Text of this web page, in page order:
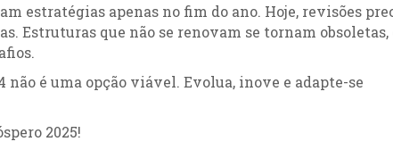
estratégias apenas no fim do ano. Hoje, revisões
Estruturas que não se renovam se tornam obsoletas,
não é uma opção viável. Evolua, inove e adapte-se
2025!